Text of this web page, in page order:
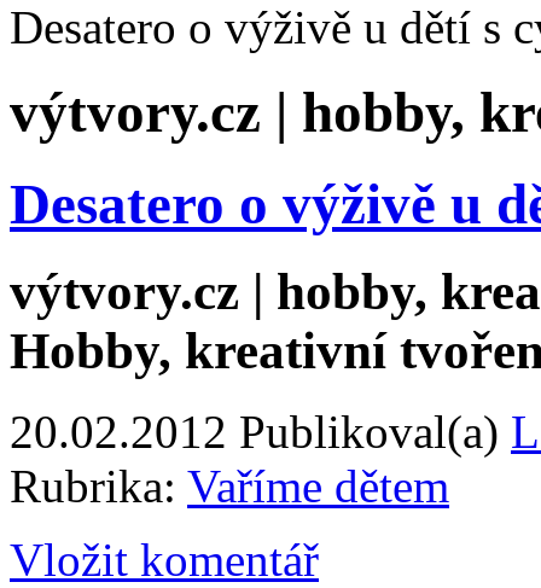
Desatero o výživě u dětí s
výtvory.cz | hobby,
Desatero o výživě u
výtvory.cz | hobby,
Hobby, kreativní
20.02.2012 Publikoval(a)
Rubrika: Vaříme dětem
Vložit komentář